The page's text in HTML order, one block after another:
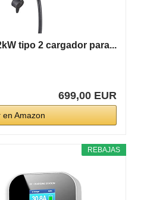
tipo 2 cargador para...
699,00 EUR
en Amazon
REBAJAS